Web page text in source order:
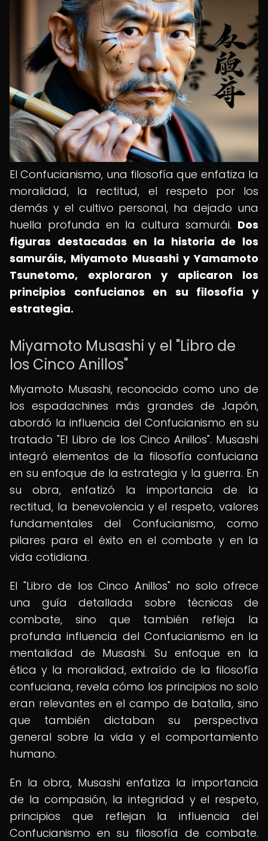
El Confucianismo, una filosofía que enfatiza la
moralidad, la rectitud, el respeto por los
demás y el cultivo personal, ha dejado una
huella profunda en la cultura samurái. Dos
figuras destacadas en la historia de los
samuráis, Miyamoto Musashi y Yamamoto
Tsunetomo, exploraron y aplicaron los
principios confucianos en su filosofía y
estrategia.
Miyamoto Musashi y el "Libro de
los Cinco Anillos"
Miyamoto Musashi, reconocido como uno de
los espadachines más grandes de Japón,
abordó la influencia del Confucianismo en su
tratado "El Libro de los Cinco Anillos". Musashi
integró elementos de la filosofía confuciana
en su enfoque de la estrategia y la guerra. En
su obra, enfatizó la importancia de la
rectitud, la benevolencia y el respeto, valores
fundamentales del Confucianismo, como
pilares para el éxito en el combate y en la
vida cotidiana.
El "Libro de los Cinco Anillos" no solo ofrece
una guía detallada sobre técnicas de
combate, sino que también refleja la
profunda influencia del Confucianismo en la
mentalidad de Musashi. Su enfoque en la
ética y la moralidad, extraído de la filosofía
confuciana, revela cómo los principios no solo
eran relevantes en el campo de batalla, sino
que también dictaban su perspectiva
general sobre la vida y el comportamiento
humano.
En la obra, Musashi enfatiza la importancia
de la compasión, la integridad y el respeto,
principios que reflejan la influencia del
Confucianismo en su filosofía de combate.